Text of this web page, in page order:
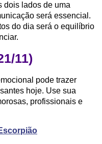
dois lados de uma
será essencial.
do dia será o equilíbrio
11)
pode trazer
hoje. Use sua
profissionais e